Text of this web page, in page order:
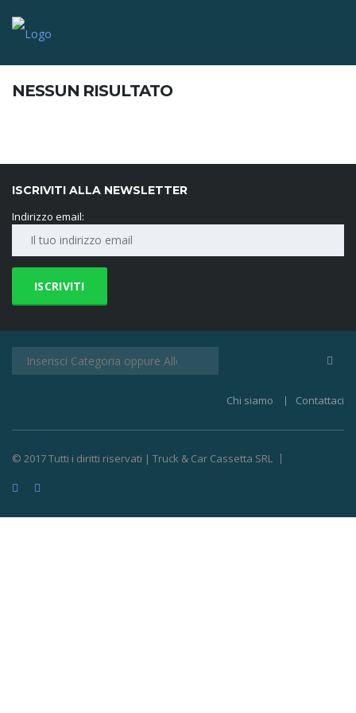
NESSUN RISULTATO
ISCRIVITI ALLA NEWSLETTER
Indirizzo email:
Chi siamo Contattaci
© 2017 Tutti i diritti riservati | Truck & Car Cassetta SRL